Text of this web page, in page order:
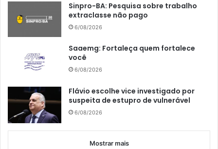
Sinpro-BA: Pesquisa sobre trabalho
extraclasse não pago
6/08/2026
Saaemg: Fortaleça quem fortalece
você
6/08/2026
Flávio escolhe vice investigado por
suspeita de estupro de vulnerável
6/08/2026
Mostrar mais